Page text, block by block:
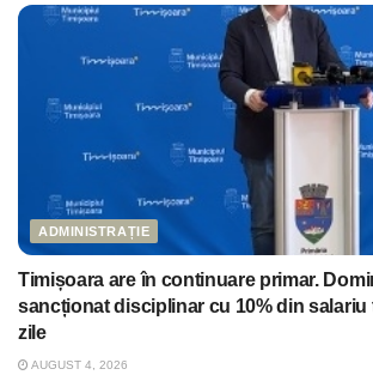
ADMINISTRAȚIE
Timișoara are în continuare primar.
sancționat disciplinar cu 10% din salariu
zile
AUGUST 4, 2026